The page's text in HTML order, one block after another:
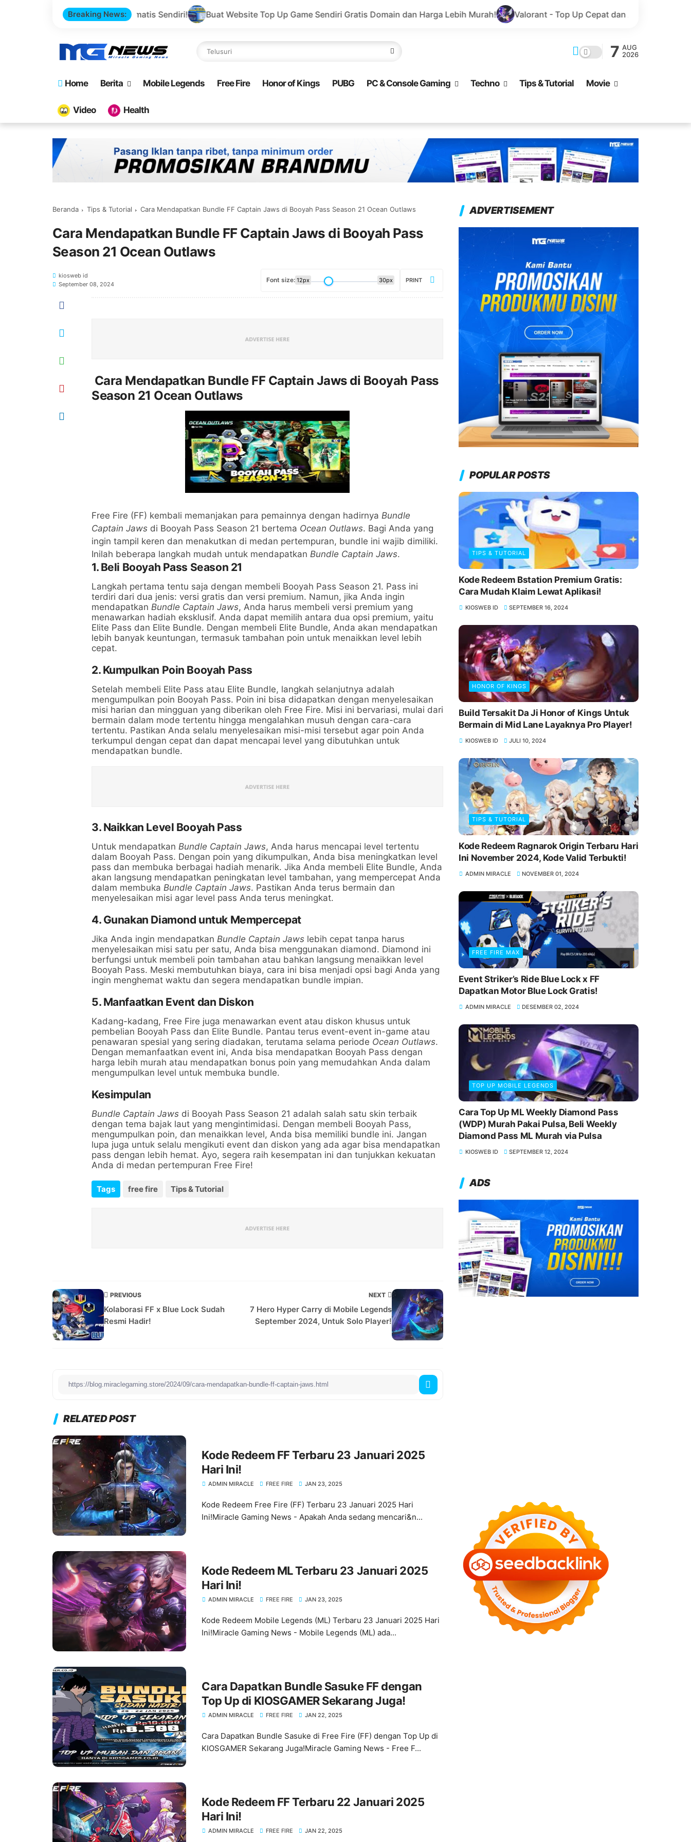
Breaking News:
Game Otomatis Sendiri! Buat Website Top Up Game Sendiri Gratis Domain dan Harga Lebih Murah! Valorant - Top Up Cepat dan Aman Menggunakan GoPay
7 AUG
2026
Home Berita Mobile Legends Free Fire Honor of Kings PUBG PC & Console Gaming Techno Tips & Tutorial Movie
Video Health
Beranda Tips & Tutorial Cara Mendapatkan Bundle FF Captain Jaws di Booyah Pass Season 21 Ocean Outlaws
Cara Mendapatkan Bundle FF Captain Jaws di Booyah Pass
Season 21 Ocean Outlaws
kiosweb id
September 08, 2024
Font size: 12px 30px PRINT
Cara Mendapatkan Bundle FF Captain Jaws di Booyah Pass
Season 21 Ocean Outlaws
Free Fire (FF) kembali memanjakan para pemainnya dengan hadirnya Bundle
Captain Jaws di Booyah Pass Season 21 bertema Ocean Outlaws. Bagi Anda yang
ingin tampil keren dan menakutkan di medan pertempuran, bundle ini wajib dimiliki.
Inilah beberapa langkah mudah untuk mendapatkan Bundle Captain Jaws.
1. Beli Booyah Pass Season 21
Langkah pertama tentu saja dengan membeli Booyah Pass Season 21. Pass ini
terdiri dari dua jenis: versi gratis dan versi premium. Namun, jika Anda ingin
mendapatkan Bundle Captain Jaws, Anda harus membeli versi premium yang
menawarkan hadiah eksklusif. Anda dapat memilih antara dua opsi premium, yaitu
Elite Pass dan Elite Bundle. Dengan membeli Elite Bundle, Anda akan mendapatkan
lebih banyak keuntungan, termasuk tambahan poin untuk menaikkan level lebih
cepat.
2. Kumpulkan Poin Booyah Pass
Setelah membeli Elite Pass atau Elite Bundle, langkah selanjutnya adalah
mengumpulkan poin Booyah Pass. Poin ini bisa didapatkan dengan menyelesaikan
misi harian dan mingguan yang diberikan oleh Free Fire. Misi ini bervariasi, mulai dari
bermain dalam mode tertentu hingga mengalahkan musuh dengan cara-cara
tertentu. Pastikan Anda selalu menyelesaikan misi-misi tersebut agar poin Anda
terkumpul dengan cepat dan dapat mencapai level yang dibutuhkan untuk
mendapatkan bundle.
3. Naikkan Level Booyah Pass
Untuk mendapatkan Bundle Captain Jaws, Anda harus mencapai level tertentu
dalam Booyah Pass. Dengan poin yang dikumpulkan, Anda bisa meningkatkan level
pass dan membuka berbagai hadiah menarik. Jika Anda membeli Elite Bundle, Anda
akan langsung mendapatkan peningkatan level tambahan, yang mempercepat Anda
dalam membuka Bundle Captain Jaws. Pastikan Anda terus bermain dan
menyelesaikan misi agar level pass Anda terus meningkat.
4. Gunakan Diamond untuk Mempercepat
Jika Anda ingin mendapatkan Bundle Captain Jaws lebih cepat tanpa harus
menyelesaikan misi satu per satu, Anda bisa menggunakan diamond. Diamond ini
berfungsi untuk membeli poin tambahan atau bahkan langsung menaikkan level
Booyah Pass. Meski membutuhkan biaya, cara ini bisa menjadi opsi bagi Anda yang
ingin menghemat waktu dan segera mendapatkan bundle impian.
5. Manfaatkan Event dan Diskon
Kadang-kadang, Free Fire juga menawarkan event atau diskon khusus untuk
pembelian Booyah Pass dan Elite Bundle. Pantau terus event-event in-game atau
penawaran spesial yang sering diadakan, terutama selama periode Ocean Outlaws.
Dengan memanfaatkan event ini, Anda bisa mendapatkan Booyah Pass dengan
harga lebih murah atau mendapatkan bonus poin yang memudahkan Anda dalam
mengumpulkan level untuk membuka bundle.
Kesimpulan
Bundle Captain Jaws di Booyah Pass Season 21 adalah salah satu skin terbaik
dengan tema bajak laut yang mengintimidasi. Dengan membeli Booyah Pass,
mengumpulkan poin, dan menaikkan level, Anda bisa memiliki bundle ini. Jangan
lupa juga untuk selalu mengikuti event dan diskon yang ada agar bisa mendapatkan
pass dengan lebih hemat. Ayo, segera raih kesempatan ini dan tunjukkan kekuatan
Anda di medan pertempuran Free Fire!
Tags free fire Tips & Tutorial
NEXT
7 Hero Hyper Carry di Mobile Legends
September 2024, Untuk Solo Player!
PREVIOUS
Kolaborasi FF x Blue Lock Sudah
Resmi Hadir!
RELATED POST
Kode Redeem FF Terbaru 23 Januari 2025
Hari Ini!
ADMIN MIRACLE FREE FIRE JAN 23, 2025
Kode Redeem Free Fire (FF) Terbaru 23 Januari 2025 Hari
Ini!Miracle Gaming News - Apakah Anda sedang mencari&n...
Kode Redeem ML Terbaru 23 Januari 2025
Hari Ini!
ADMIN MIRACLE FREE FIRE JAN 23, 2025
Kode Redeem Mobile Legends (ML) Terbaru 23 Januari 2025 Hari
Ini!Miracle Gaming News - Mobile Legends (ML) ada...
Cara Dapatkan Bundle Sasuke FF dengan
Top Up di KIOSGAMER Sekarang Juga!
ADMIN MIRACLE FREE FIRE JAN 22, 2025
Cara Dapatkan Bundle Sasuke di Free Fire (FF) dengan Top Up di
KIOSGAMER Sekarang Juga!Miracle Gaming News - Free F...
Kode Redeem FF Terbaru 22 Januari 2025
Hari Ini!
ADMIN MIRACLE FREE FIRE JAN 22, 2025
ADVERTISEMENT
POPULAR POSTS
TIPS & TUTORIAL
Kode Redeem Bstation Premium Gratis:
Cara Mudah Klaim Lewat Aplikasi!
KIOSWEB ID SEPTEMBER 16, 2024
HONOR OF KINGS
Build Tersakit Da Ji Honor of Kings Untuk
Bermain di Mid Lane Layaknya Pro Player!
KIOSWEB ID JULI 10, 2024
TIPS & TUTORIAL
Kode Redeem Ragnarok Origin Terbaru Hari
Ini November 2024, Kode Valid Terbukti!
ADMIN MIRACLE NOVEMBER 01, 2024
FREE FIRE MAX
Event Striker’s Ride Blue Lock x FF
Dapatkan Motor Blue Lock Gratis!
ADMIN MIRACLE DESEMBER 02, 2024
TOP UP MOBILE LEGENDS
Cara Top Up ML Weekly Diamond Pass
(WDP) Murah Pakai Pulsa, Beli Weekly
Diamond Pass ML Murah via Pulsa
KIOSWEB ID SEPTEMBER 12, 2024
ADS